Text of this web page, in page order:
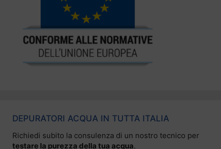
DEPURATORI ACQUA IN TUTTA ITALIA
Richiedi subito la consulenza di un nostro tecnico per
testare la purezza della tua acqua.